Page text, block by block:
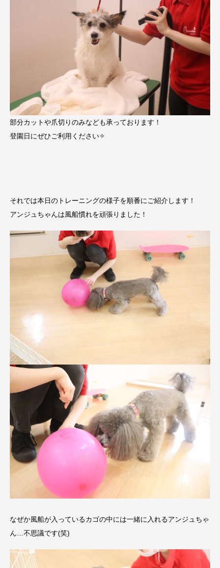
部分カットや爪切りのみなども承っております！
登園日にぜひご利用ください✧
それでは本日のトレーニングの様子を順番にご紹介します！
アンジュちゃんは風船慣れを頑張りました！
なぜか風船が入っているカゴの中には一緒に入れるアンジュちゃ
ん…不思議です(笑)